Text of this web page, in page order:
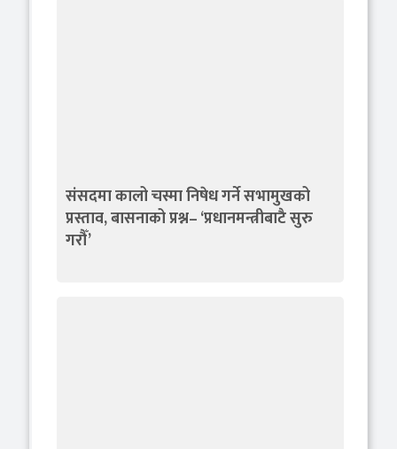
संसदमा कालो चस्मा निषेध गर्ने सभामुखको
प्रस्ताव, बासनाको प्रश्न– ‘प्रधानमन्त्रीबाटै सुरु
गरौँ’